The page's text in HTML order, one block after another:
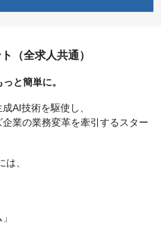
（全求人共通）
と簡単に。
AI技術を駆使し、
業の業務変革を牽引するスター
、